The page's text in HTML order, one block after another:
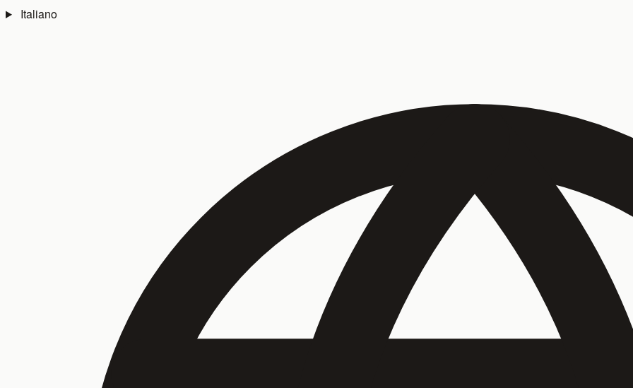
Italiano